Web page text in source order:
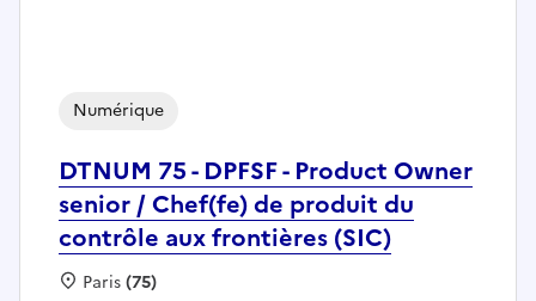
DTNUM 75 - DPFSF - Product Owner
senior / Chef(fe) de produit du
contrôle aux frontières (SIC)
Numérique
Localisation :
Paris(75)